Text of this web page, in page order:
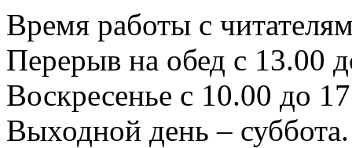
Время работы с
Перерыв на обед с 13.00
Воскресенье с 10.00 до
Выходной день – суббота.